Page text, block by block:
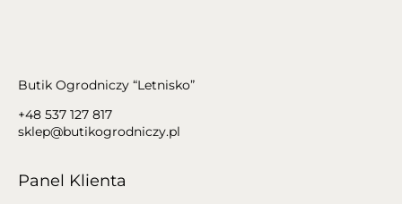
Butik Ogrodniczy “Letnisko”
+48 537 127 817
sklep@butikogrodniczy.pl
Panel Klienta